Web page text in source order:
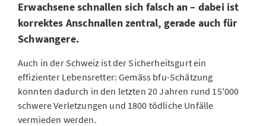
Erwachsene schnallen sich falsch an – dabei ist
korrektes Anschnallen zentral, gerade auch für
Schwangere.
Auch in der Schweiz ist der Sicherheitsgurt ein
effizienter Lebensretter: Gemäss bfu-Schätzung
konnten dadurch in den letzten 20 Jahren rund 15'000
schwere Verletzungen und 1800 tödliche Unfälle
vermieden werden.